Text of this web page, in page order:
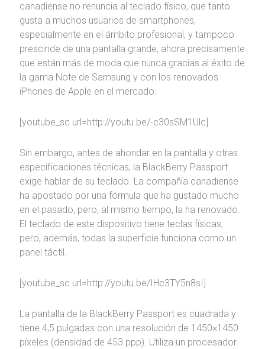
canadiense no renuncia al teclado físico, que tanto
gusta a muchos usuarios de smartphones,
especialmente en el ámbito profesional, y tampoco
prescinde de una pantalla grande, ahora precisamente
que están más de moda que nunca gracias al éxito de
la gama Note de Samsung y con los renovados
iPhones de Apple en el mercado.
[youtube_sc url=http://youtu.be/-c30sSM1Ulc]
Sin embargo, antes de ahondar en la pantalla y otras
especificaciones técnicas, la BlackBerry Passport
exige hablar de su teclado. La compañía canadiense
ha apostado por una fórmula que ha gustado mucho
en el pasado, pero, al mismo tiempo, la ha renovado.
El teclado de este dispositivo tiene teclas físicas,
pero, además, todas la superficie funciona como un
panel táctil.
[youtube_sc url=http://youtu.be/IHc3TY5n8sI]
La pantalla de la BlackBerry Passport es cuadrada y
tiene 4,5 pulgadas con una resolución de 1450×1450
píxeles (densidad de 453 ppp). Utiliza un procesador